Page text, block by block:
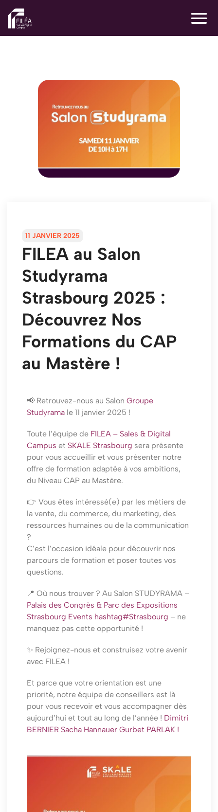
11 JANVIER 2025
FILEA au Salon
Studyrama
Strasbourg 2025 :
Découvrez Nos
Formations du CAP
au Mastère !
📢 Retrouvez-nous au Salon Groupe
Studyrama le 11 janvier 2025 !
Toute l’équipe de FILEA – Sales & Digital
Campus et SKALE Strasbourg sera présente
pour vous accueillir et vous présenter notre
offre de formation adaptée à vos ambitions,
du Niveau CAP au Mastère.
👉 Vous êtes intéressé(e) par les métiers de
la vente, du commerce, du marketing, des
ressources humaines ou de la communication
?
C’est l’occasion idéale pour découvrir nos
parcours de formation et poser toutes vos
questions.
📍 Où nous trouver ? Au Salon STUDYRAMA –
Palais des Congrès & Parc des Expositions
Strasbourg Events hashtag#Strasbourg – ne
manquez pas cette opportunité !
✨ Rejoignez-nous et construisez votre avenir
avec FILEA !
Et parce que votre orientation est une
priorité, notre équipe de conseillers est là
pour vous recevoir et vous accompagner dès
aujourd’hui et tout au long de l’année ! Dimitri
BERNIER Sacha Hannauer Gurbet PARLAK !